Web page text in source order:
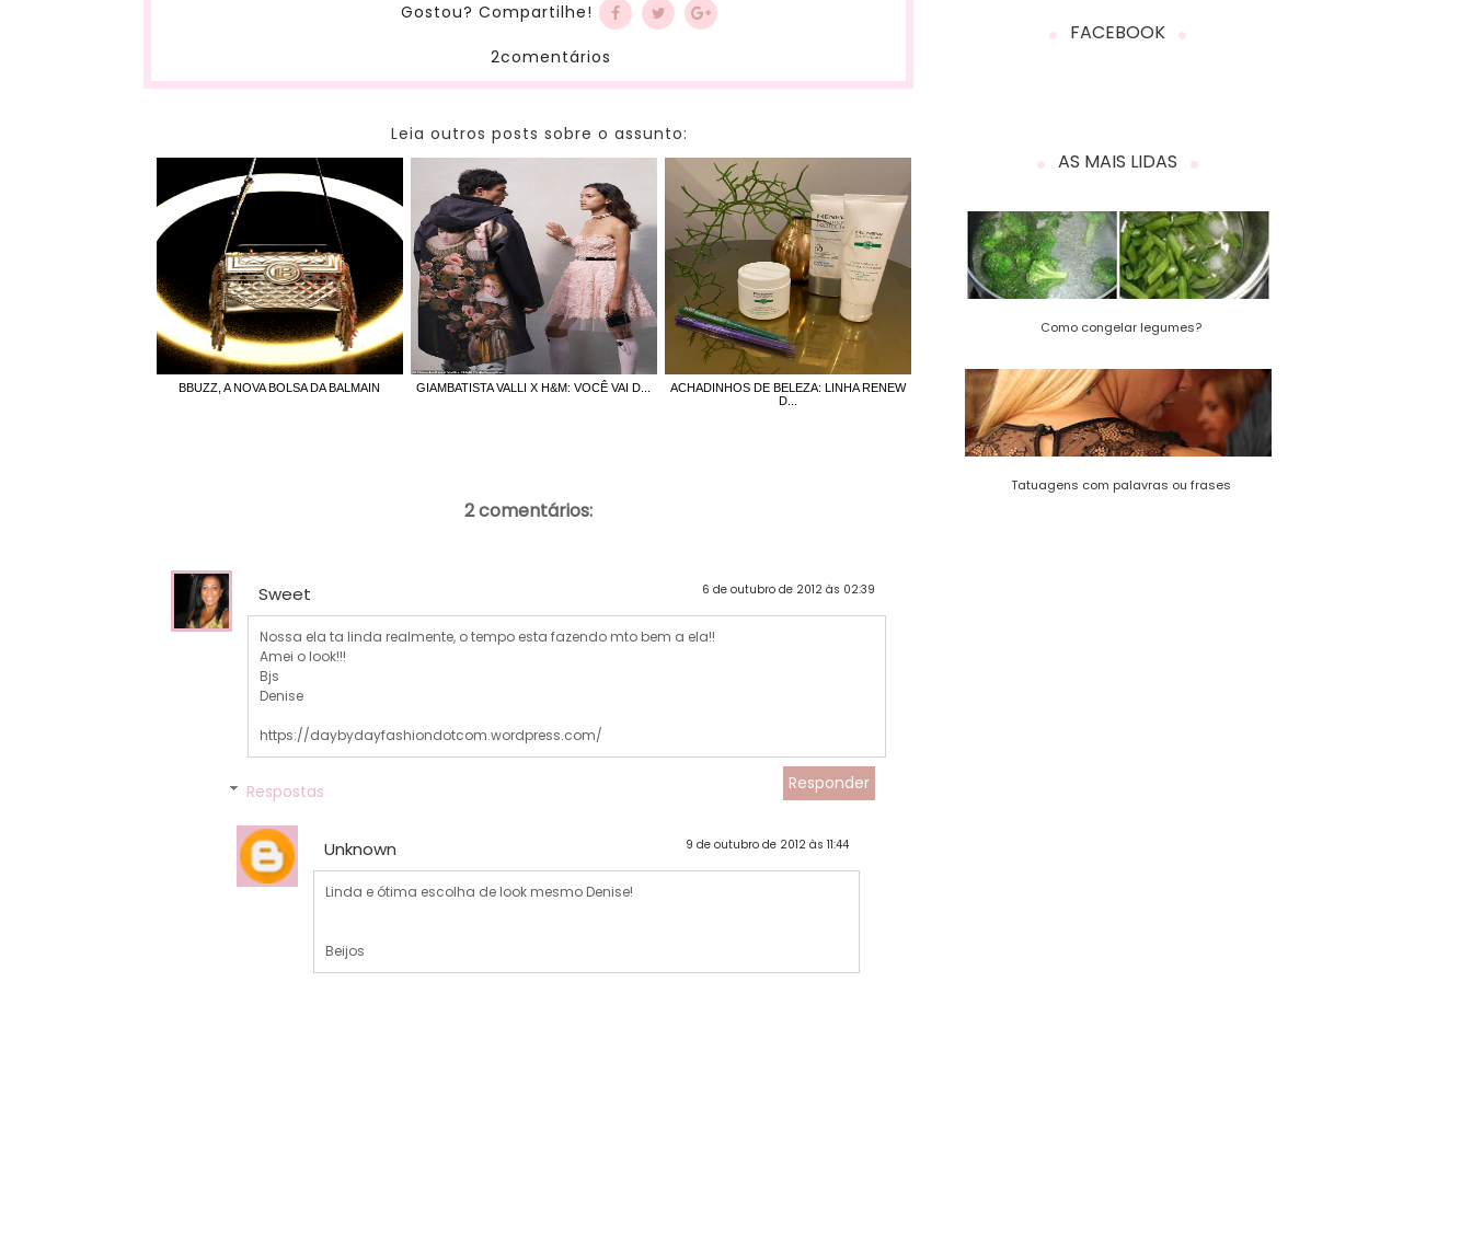
Gostou? Compartilhe!
2comentários
Leia outros posts sobre o assunto:
BBUZZ, A NOVA BOLSA DA BALMAIN GIAMBATISTA VALLI X H&M: VOCÊ VAI D...
ACHADINHOS DE BELEZA: LINHA RENEW
D...
2 comentários:
Sweet 6 de outubro de 2012 às 02:39
Nossa ela ta linda realmente, o tempo esta fazendo mto bem a ela!!
Amei o look!!!
Bjs
Denise
https://daybydayfashiondotcom.wordpress.com/
Responder
Respostas
Unknown 9 de outubro de 2012 às 11:44
Linda e ótima escolha de look mesmo Denise!
Beijos
FACEBOOK
AS MAIS LIDAS
Como congelar legumes?
Tatuagens com palavras ou frases